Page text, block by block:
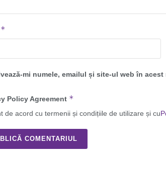
*
mi numele, emailul și site-ul web în
Policy Agreement *
de acord cu termenii și condițiile de utilizare și cu